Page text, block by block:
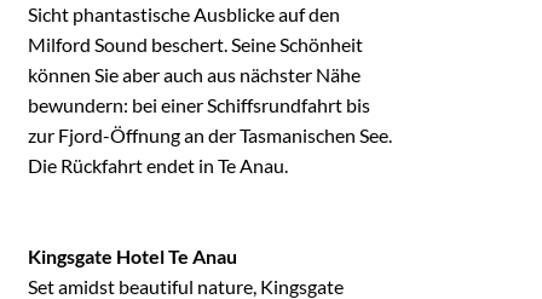
Sicht phantastische Ausblicke auf den
Milford Sound beschert. Seine Schönheit
können Sie aber auch aus nächster Nähe
bewundern: bei einer Schiffsrundfahrt bis
zur Fjord-Öffnung an der Tasmanischen See.
Die Rückfahrt endet in Te Anau.
Kingsgate Hotel Te Anau
Set amidst beautiful nature, Kingsgate